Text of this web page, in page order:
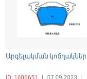
Արգելակման կոճղակներ